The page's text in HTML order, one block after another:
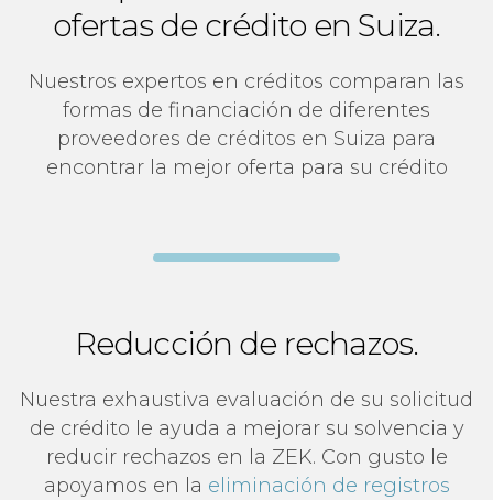
ofertas de crédito en Suiza.
Nuestros expertos en créditos comparan las
formas de financiación de diferentes
proveedores de créditos en Suiza para
encontrar la mejor oferta para su crédito
Reducción de rechazos.
Nuestra exhaustiva evaluación de su solicitud
de crédito le ayuda a mejorar su solvencia y
reducir rechazos en la ZEK. Con gusto le
apoyamos en la eliminación de registros